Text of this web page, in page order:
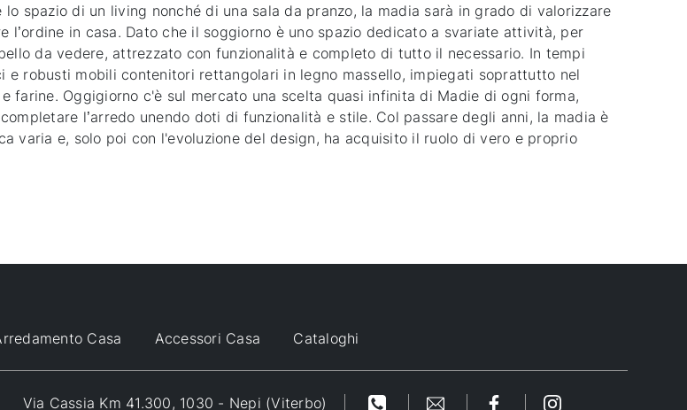
spazio di un living nonché di una sala da pranzo, la madia sarà in grado di valorizzare
in casa. Dato che il soggiorno è uno spazio dedicato a svariate attività, per
da vedere, attrezzato con funzionalità e completo di tutto il necessario. In tempi
robusti mobili contenitori rettangolari in legno massello, impiegati soprattutto nel
farine. Oggigiorno c'è sul mercato una scelta quasi infinita di Madie di ogni forma,
l’arredo unendo doti di funzionalità e stile. Col passare degli anni, la madia è
varia e, solo poi con l'evoluzione del design, ha acquisito il ruolo di vero e proprio
Casa Accessori Casa Cataloghi
Via Cassia Km 41.300, 1030 - Nepi (Viterbo)